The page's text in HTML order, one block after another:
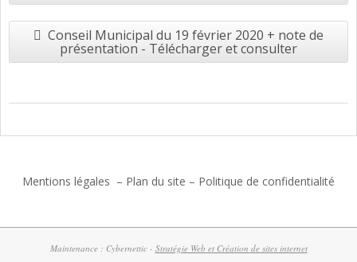
Conseil Municipal du 19 février 2020 + note de
présentation - Télécharger et consulter
Mentions légales – Plan du site – Politique de confidentialité
Maintenance : Cybernettic - Stratégie Web et Création de sites internet